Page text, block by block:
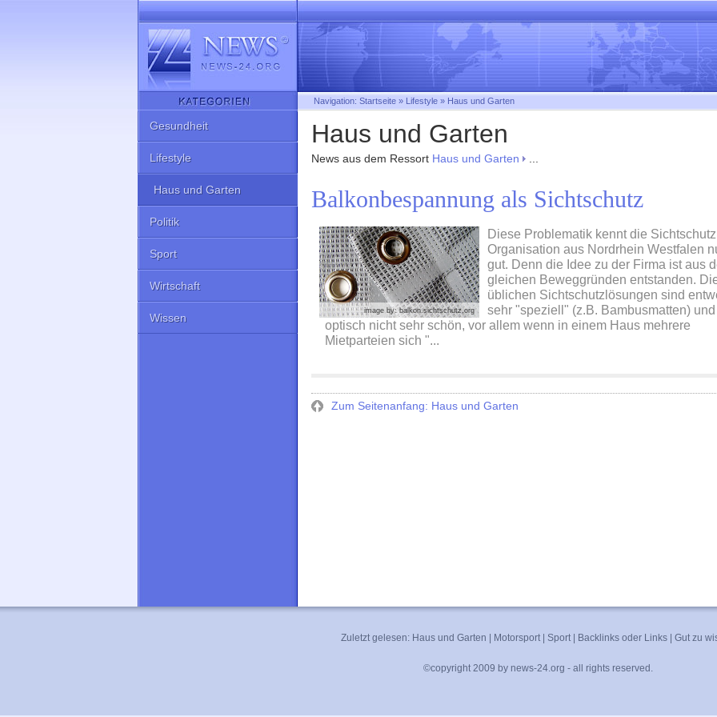
Haus und Garten
News aus dem Ressort Haus und Garten
Balkonbespannung als Sichtschutz
image by: balkon.sichtschutz.org
Diese Problematik kennt die Sichtschutz
Organisation aus Nordrhein Westfalen
gut. Denn die Idee zu der Firma ist aus
gleichen Beweggründen entstanden.
üblichen Sichtschutzlösungen sind
sehr "speziell" (z.B. Bambusmatten) und
optisch nicht sehr schön, vor allem wenn in einem Haus mehrere
Mietparteien sich "...
Zum Seitenanfang: Haus und Garten
Gesundheit
Lifestyle
Haus und Garten
Politik
Sport
Wirtschaft
Wissen
Navigation: Startseite » Lifestyle » Haus und Garten
Zuletzt gelesen: Haus und Garten Motorsport| Sport| Backlinks oder Links| Gut zu
©copyright 2009 by news-24.org - all rights reserved.